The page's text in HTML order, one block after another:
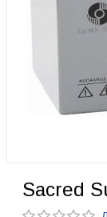
Sacred